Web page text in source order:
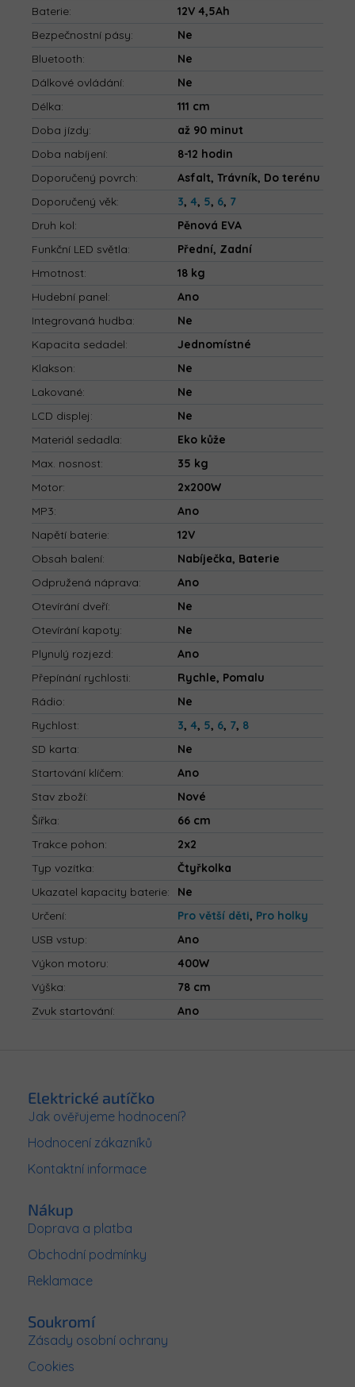
Baterie:
12V 4,5Ah
Bezpečnostní pásy:
Ne
Bluetooth:
Ne
Dálkové ovládání:
Ne
Délka:
111 cm
Doba jízdy:
až 90 minut
Doba nabíjení:
8-12 hodin
Doporučený povrch:
Asfalt, Trávník, Do terénu
Doporučený věk: 3, 4, 5, 6, 7
Druh kol:
Pěnová EVA
Funkční LED světla:
Přední, Zadní
Hmotnost:
18 kg
Hudební panel:
Ano
Integrovaná hudba:
Ne
Kapacita sedadel:
Jednomístné
Klakson:
Ne
Lakované:
Ne
LCD displej:
Ne
Materiál sedadla:
Eko kůže
Max. nosnost:
35 kg
Motor:
2x200W
MP3:
Ano
Napětí baterie:
12V
Obsah balení:
Nabíječka, Baterie
Odpružená náprava:
Ano
Otevírání dveří:
Ne
Otevírání kapoty:
Ne
Plynulý rozjezd:
Ano
Přepínání rychlosti:
Rychle, Pomalu
Rádio:
Ne
Rychlost: 3, 4, 5, 6, 7, 8
SD karta:
Ne
Startování klíčem:
Ano
Stav zboží:
Nové
Šířka:
66 cm
Trakce pohon:
2x2
Typ vozítka:
Čtyřkolka
Ukazatel kapacity baterie:
Ne
Určení: Pro větší děti, Pro holky
USB vstup:
Ano
Výkon motoru:
400W
Výška:
78 cm
Zvuk startování: Ano
Elektrické autíčko
Jak ověřujeme hodnocení?
Hodnocení zákazníků
Kontaktní informace
Nákup
Doprava a platba
Obchodní podmínky
Reklamace
Soukromí
Zásady osobní ochrany
Cookies